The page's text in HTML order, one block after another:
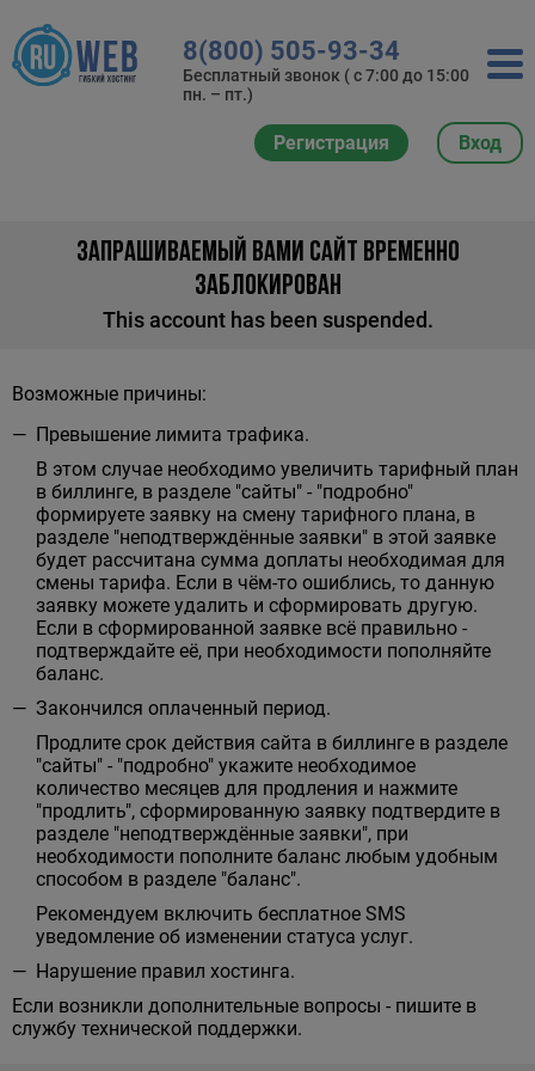
8(800) 505-93-34
Бесплатный звонок ( с 7:00 до 15:00
пн. – пт.)
Регистрация Вход
ЗАПРАШИВАЕМЫЙ ВАМИ САЙТ ВРЕМЕННО
ЗАБЛОКИРОВАН
This account has been suspended.
Возможные причины:
Превышение лимита трафика.
В этом случае необходимо увеличить тарифный план
в биллинге, в разделе "сайты" - "подробно"
формируете заявку на смену тарифного плана, в
разделе "неподтверждённые заявки" в этой заявке
будет рассчитана сумма доплаты необходимая для
смены тарифа. Если в чём-то ошиблись, то данную
заявку можете удалить и сформировать другую.
Если в сформированной заявке всё правильно -
подтверждайте её, при необходимости пополняйте
баланс.
Закончился оплаченный период.
Продлите срок действия сайта в биллинге в разделе
"сайты" - "подробно" укажите необходимое
количество месяцев для продления и нажмите
"продлить", сформированную заявку подтвердите в
разделе "неподтверждённые заявки", при
необходимости пополните баланс любым удобным
способом в разделе "баланс".
Рекомендуем включить бесплатное SMS
уведомление об изменении статуса услуг.
Нарушение правил хостинга.
Если возникли дополнительные вопросы - пишите в
службу технической поддержки.